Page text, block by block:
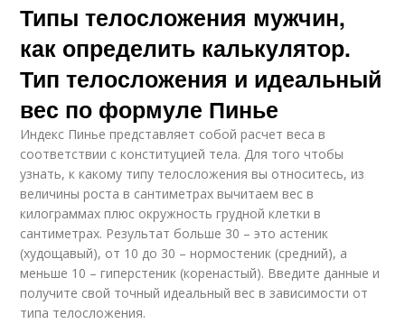
Типы телосложения мужчин,
как определить калькулятор.
Тип телосложения и идеальный
вес по формуле Пинье
Индекс Пинье представляет собой расчет веса в
соответствии с конституцией тела. Для того чтобы
узнать, к какому типу телосложения вы относитесь, из
величины роста в сантиметрах вычитаем вес в
килограммах плюс окружность грудной клетки в
сантиметрах. Результат больше 30 – это астеник
(худощавый), от 10 до 30 – нормостеник (средний), а
меньше 10 – гиперстеник (коренастый). Введите данные и
получите свой точный идеальный вес в зависимости от
типа телосложения.